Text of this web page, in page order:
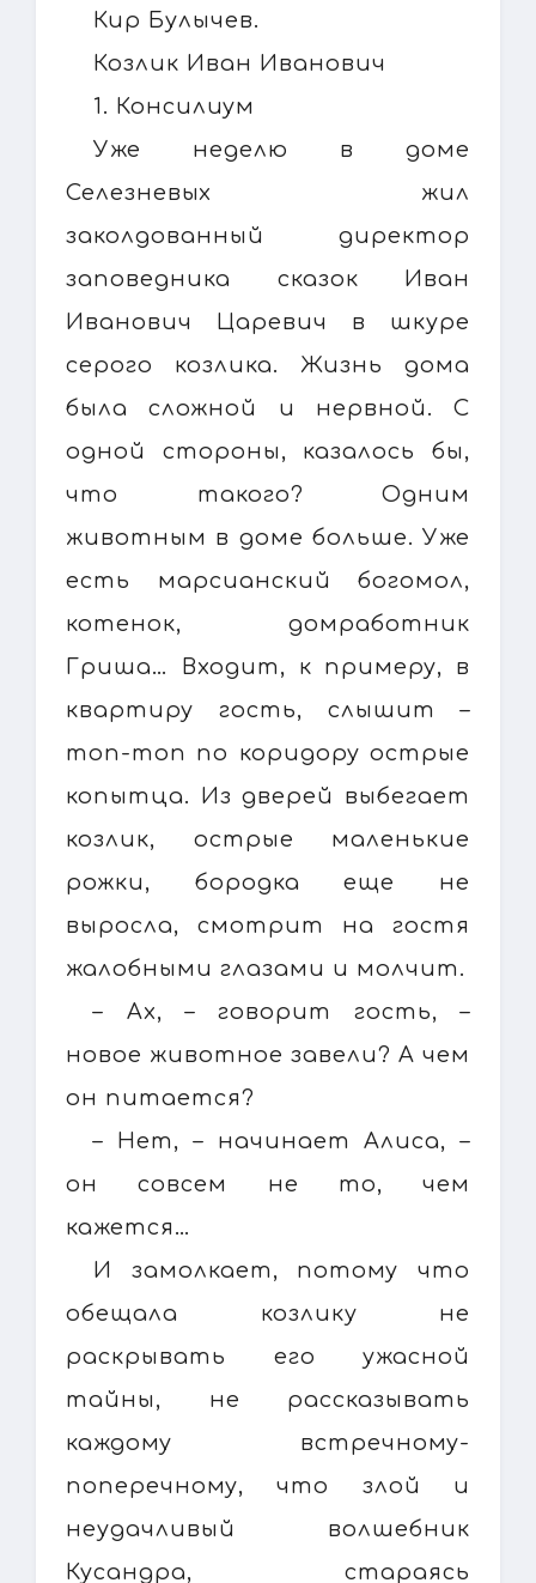
Кир Булычев.
Козлик Иван Иванович
1. Консилиум
Уже неделю в доме
Селезневых жил
заколдованный директор
заповедника сказок Иван
Иванович Царевич в шкуре
серого козлика. Жизнь дома
была сложной и нервной. С
одной стороны, казалось бы,
что такого? Одним
животным в доме больше. Уже
есть марсианский богомол,
котенок, домработник
Гриша… Входит, к примеру, в
квартиру гость, слышит –
топ-топ по коридору острые
копытца. Из дверей выбегает
козлик, острые маленькие
рожки, бородка еще не
выросла, смотрит на гостя
жалобными глазами и молчит.
– Ах, – говорит гость, –
новое животное завели? А чем
он питается?
– Нет, – начинает Алиса, –
он совсем не то, чем
кажется…
И замолкает, потому что
обещала козлику не
раскрывать его ужасной
тайны, не рассказывать
каждому встречному-
поперечному, что злой и
неудачливый волшебник
Кусандра, стараясь